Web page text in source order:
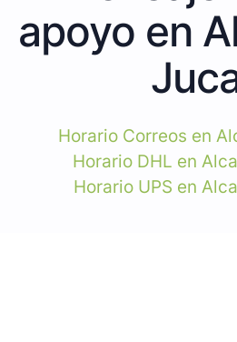
apoyo en
Horario Correos en
Horario DHL en
Horario UPS en